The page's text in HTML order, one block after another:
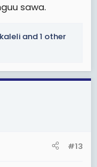
sawa.
and 1 other
#13